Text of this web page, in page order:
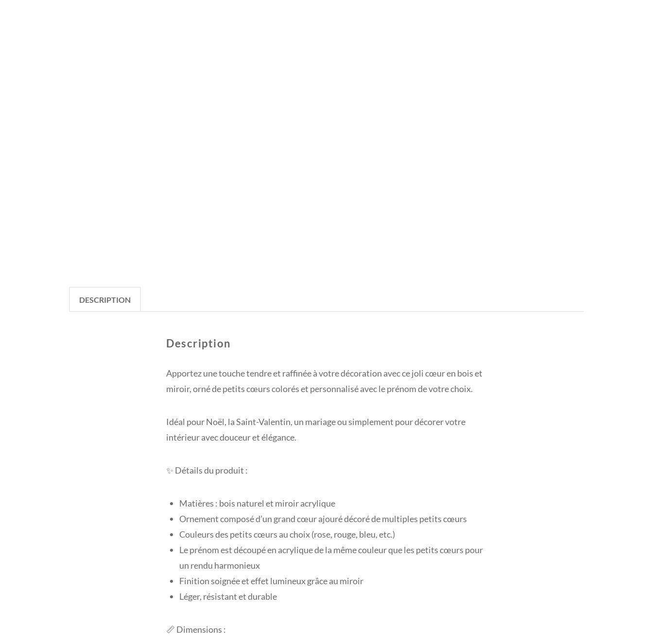
DESCRIPTION
Description
Apportez une touche tendre et raffinée à votre décoration avec ce joli cœur en bois et
miroir, orné de petits cœurs colorés et personnalisé avec le prénom de votre choix.
Idéal pour Noël, la Saint-Valentin, un mariage ou simplement pour décorer votre
intérieur avec douceur et élégance.
✨ Détails du produit :
Matières : bois naturel et miroir acrylique
Ornement composé d’un grand cœur ajouré décoré de multiples petits cœurs
Couleurs des petits cœurs au choix (rose, rouge, bleu, etc.)
Le prénom est découpé en acrylique de la même couleur que les petits cœurs pour
un rendu harmonieux
Finition soignée et effet lumineux grâce au miroir
Léger, résistant et durable
📏 Dimensions :